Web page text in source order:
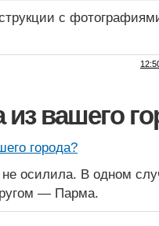
с
из вашего
города?
осилила. В одном
— Парма.